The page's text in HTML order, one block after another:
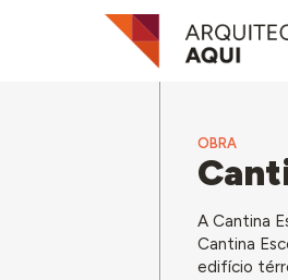
OBRA
A Cantina
Cantina
edifício